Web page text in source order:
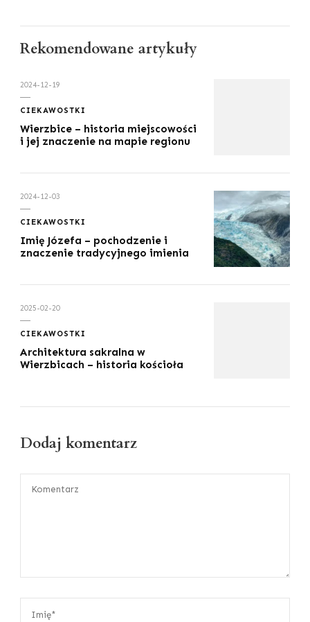
Rekomendowane artykuły
2024-12-19
CIEKAWOSTKI
Wierzbice – historia miejscowości
i jej znaczenie na mapie regionu
2024-12-03
CIEKAWOSTKI
Imię Józefa – pochodzenie i
znaczenie tradycyjnego imienia
2025-02-20
CIEKAWOSTKI
Architektura sakralna w
Wierzbicach – historia kościoła
Dodaj komentarz